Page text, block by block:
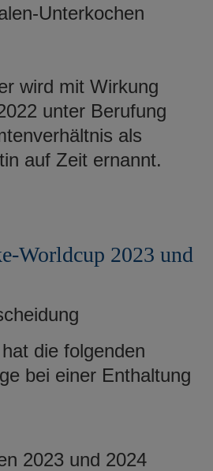
Unterkochen
wird mit Wirkung
unter Berufung
als
auf Zeit ernannt.
Worldcup 2023 und
die folgenden
bei einer Enthaltung
2023 und 2024